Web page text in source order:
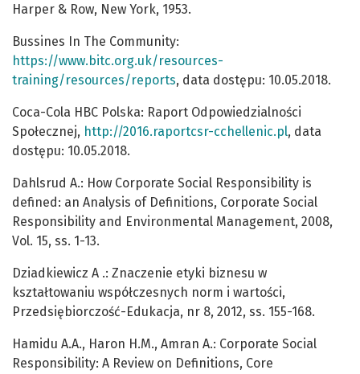
Harper & Row, New York, 1953.
Bussines In The Community:
https://www.bitc.org.uk/resources-
training/resources/reports, data dostępu: 10.05.2018.
Coca-Cola HBC Polska: Raport Odpowiedzialności
Społecznej, http://2016.raportcsr-cchellenic.pl, data
dostępu: 10.05.2018.
Dahlsrud A.: How Corporate Social Responsibility is
defined: an Analysis of Definitions, Corporate Social
Responsibility and Environmental Management, 2008,
Vol. 15, ss. 1-13.
Dziadkiewicz A .: Znaczenie etyki biznesu w
kształtowaniu współczesnych norm i wartości,
Przedsiębiorczość-Edukacja, nr 8, 2012, ss. 155-168.
Hamidu A.A., Haron H.M., Amran A.: Corporate Social
Responsibility: A Review on Definitions, Core